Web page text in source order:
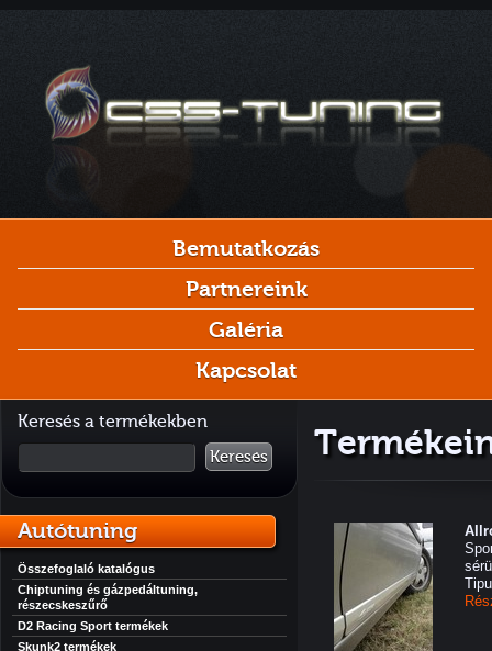
Bemutatkozás
Partnereink
Galéria
Kapcsolat
Keresés a termékekben
Keresés
Autótuning
Összefoglaló katalógus
Chiptuning és gázpedáltuning,
részecskeszűrő
D2 Racing Sport termékek
Skunk2 termékek